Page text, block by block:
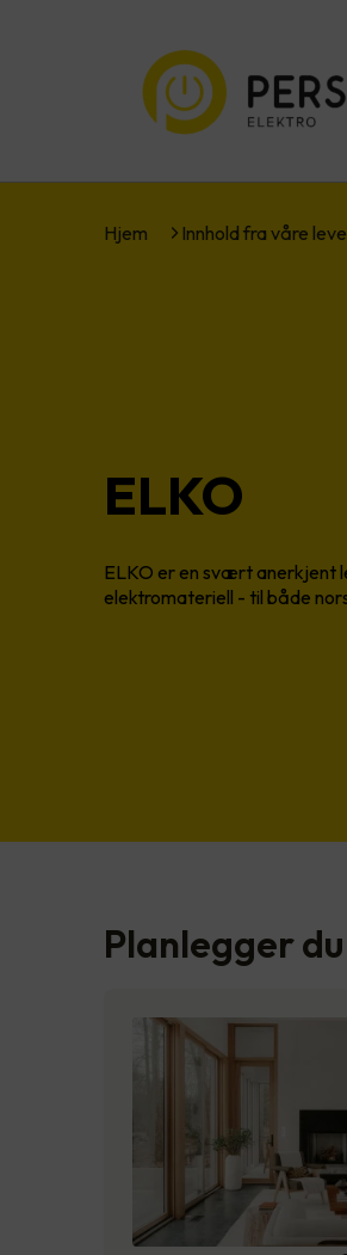
Hjem Innhold fra våre
ELKO
ELKO er en svært anerkjent
elektromateriell - til både
Planlegger